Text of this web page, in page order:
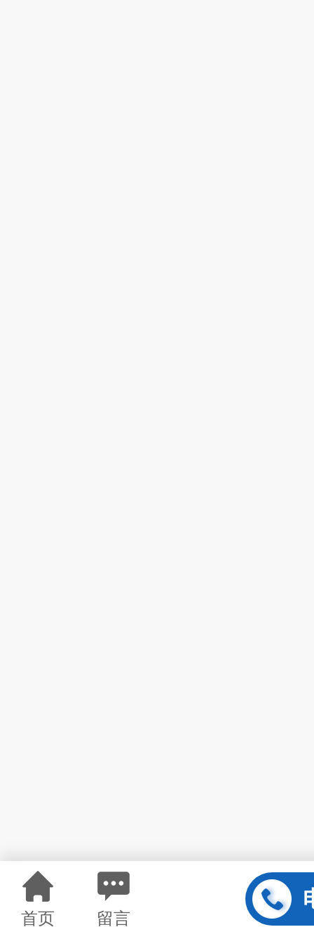
首页 留言